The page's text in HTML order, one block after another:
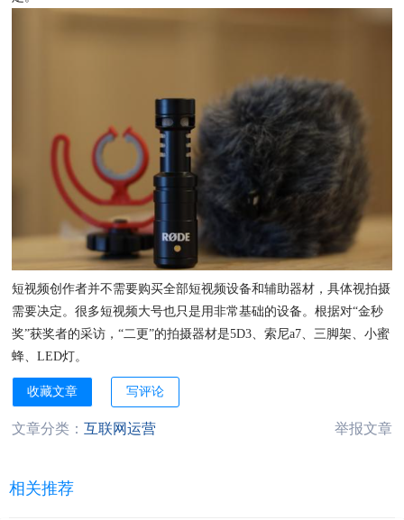
短视频创作者并不需要购买全部短视频设备和辅助器材，具体视拍摄
需要决定。很多短视频大号也只是用非常基础的设备。根据对“金秒
奖”获奖者的采访，“二更”的拍摄器材是5D3、索尼a7、三脚架、小蜜
蜂、LED灯。
收藏文章 写评论
文章分类： 互联网运营 举报文章
相关推荐